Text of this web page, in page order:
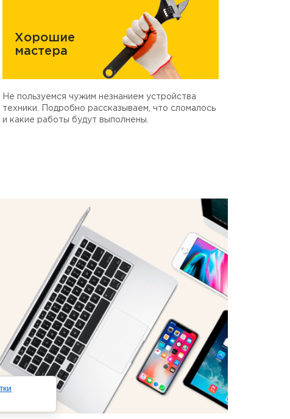
Хорошие
мастера
Не пользуемся чужим незнанием устройства
техники. Подробно рассказываем, что сломалось
и какие работы будут выполнены.